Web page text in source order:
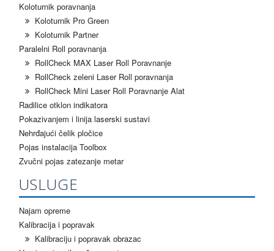
Koloturnik poravnanja
Koloturnik Pro Green
Koloturnik Partner
Paralelni Roll poravnanja
RollCheck MAX Laser Roll Poravnanje
RollCheck zeleni Laser Roll poravnanja
RollCheck Mini Laser Roll Poravnanje Alat
Radilice otklon indikatora
Pokazivanjem i linija laserski sustavi
Nehrđajući čelik pločice
Pojas instalacija Toolbox
Zvučni pojas zatezanje metar
USLUGE
Najam opreme
Kalibracija i popravak
Kalibraciju i popravak obrazac